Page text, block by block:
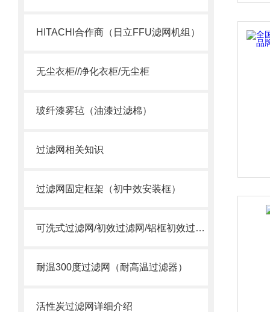
HITACHI合作商（日立FFU滤网机组）
无尘衣柜//净化衣柜/无尘柜
玻纤漆雾毡（油漆过滤棉）
过滤网相关知识
过滤网固定框架（初中效安装框）
可洗式过滤网/初效过滤网/铝框初效过滤网
耐温300度过滤网（耐高温过滤器）
活性炭过滤网详细介绍